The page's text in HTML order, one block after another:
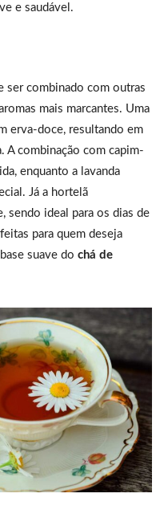
e saudável.
ser combinado com outras
mais marcantes. Uma
erva-doce, resultando em
A combinação com capim-
enquanto a lavanda
Já a hortelã
sendo ideal para os dias de
para quem deseja
suave do chá de